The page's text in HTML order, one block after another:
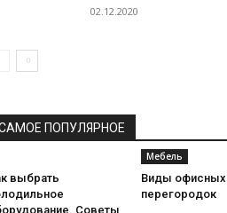
02.12.2020
ПОПУЛЯРНОЕ
выбрать
Советы
Мебель
Виды офисных
перегородок